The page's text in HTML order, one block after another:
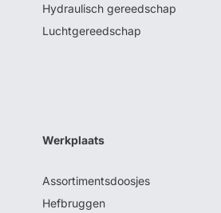
Hydraulisch gereedschap
Luchtgereedschap
Werkplaats
Assortimentsdoosjes
Hefbruggen